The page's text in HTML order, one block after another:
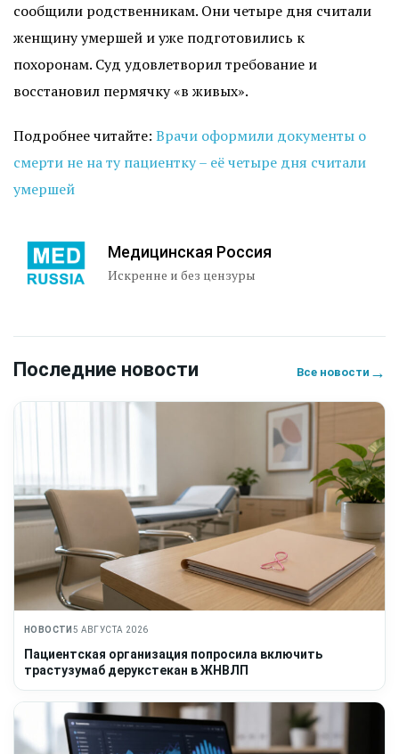
сообщили родственникам. Они четыре дня считали
женщину умершей и уже подготовились к
похоронам. Суд удовлетворил требование и
восстановил пермячку «в живых».
Подробнее читайте: Врачи оформили документы о
смерти не на ту пациентку – её четыре дня считали
умершей
Медицинская Россия
Искренне и без цензуры
Последние новости Все новости →
НОВОСТИ 5 АВГУСТА 2026
Пациентская организация попросила включить
трастузумаб дерукстекан в ЖНВЛП